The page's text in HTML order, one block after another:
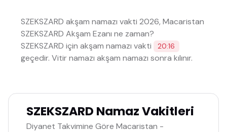
SZEKSZARD akşam namazı vakti 2026, Macaristan
SZEKSZARD Akşam Ezanı ne zaman?
SZEKSZARD için akşam namazı vakti
20:16
geçedir. Vitir namazı akşam namazı sonra kılınır.
SZEKSZARD Namaz Vakitleri
Diyanet Takvimine Göre Macaristan -